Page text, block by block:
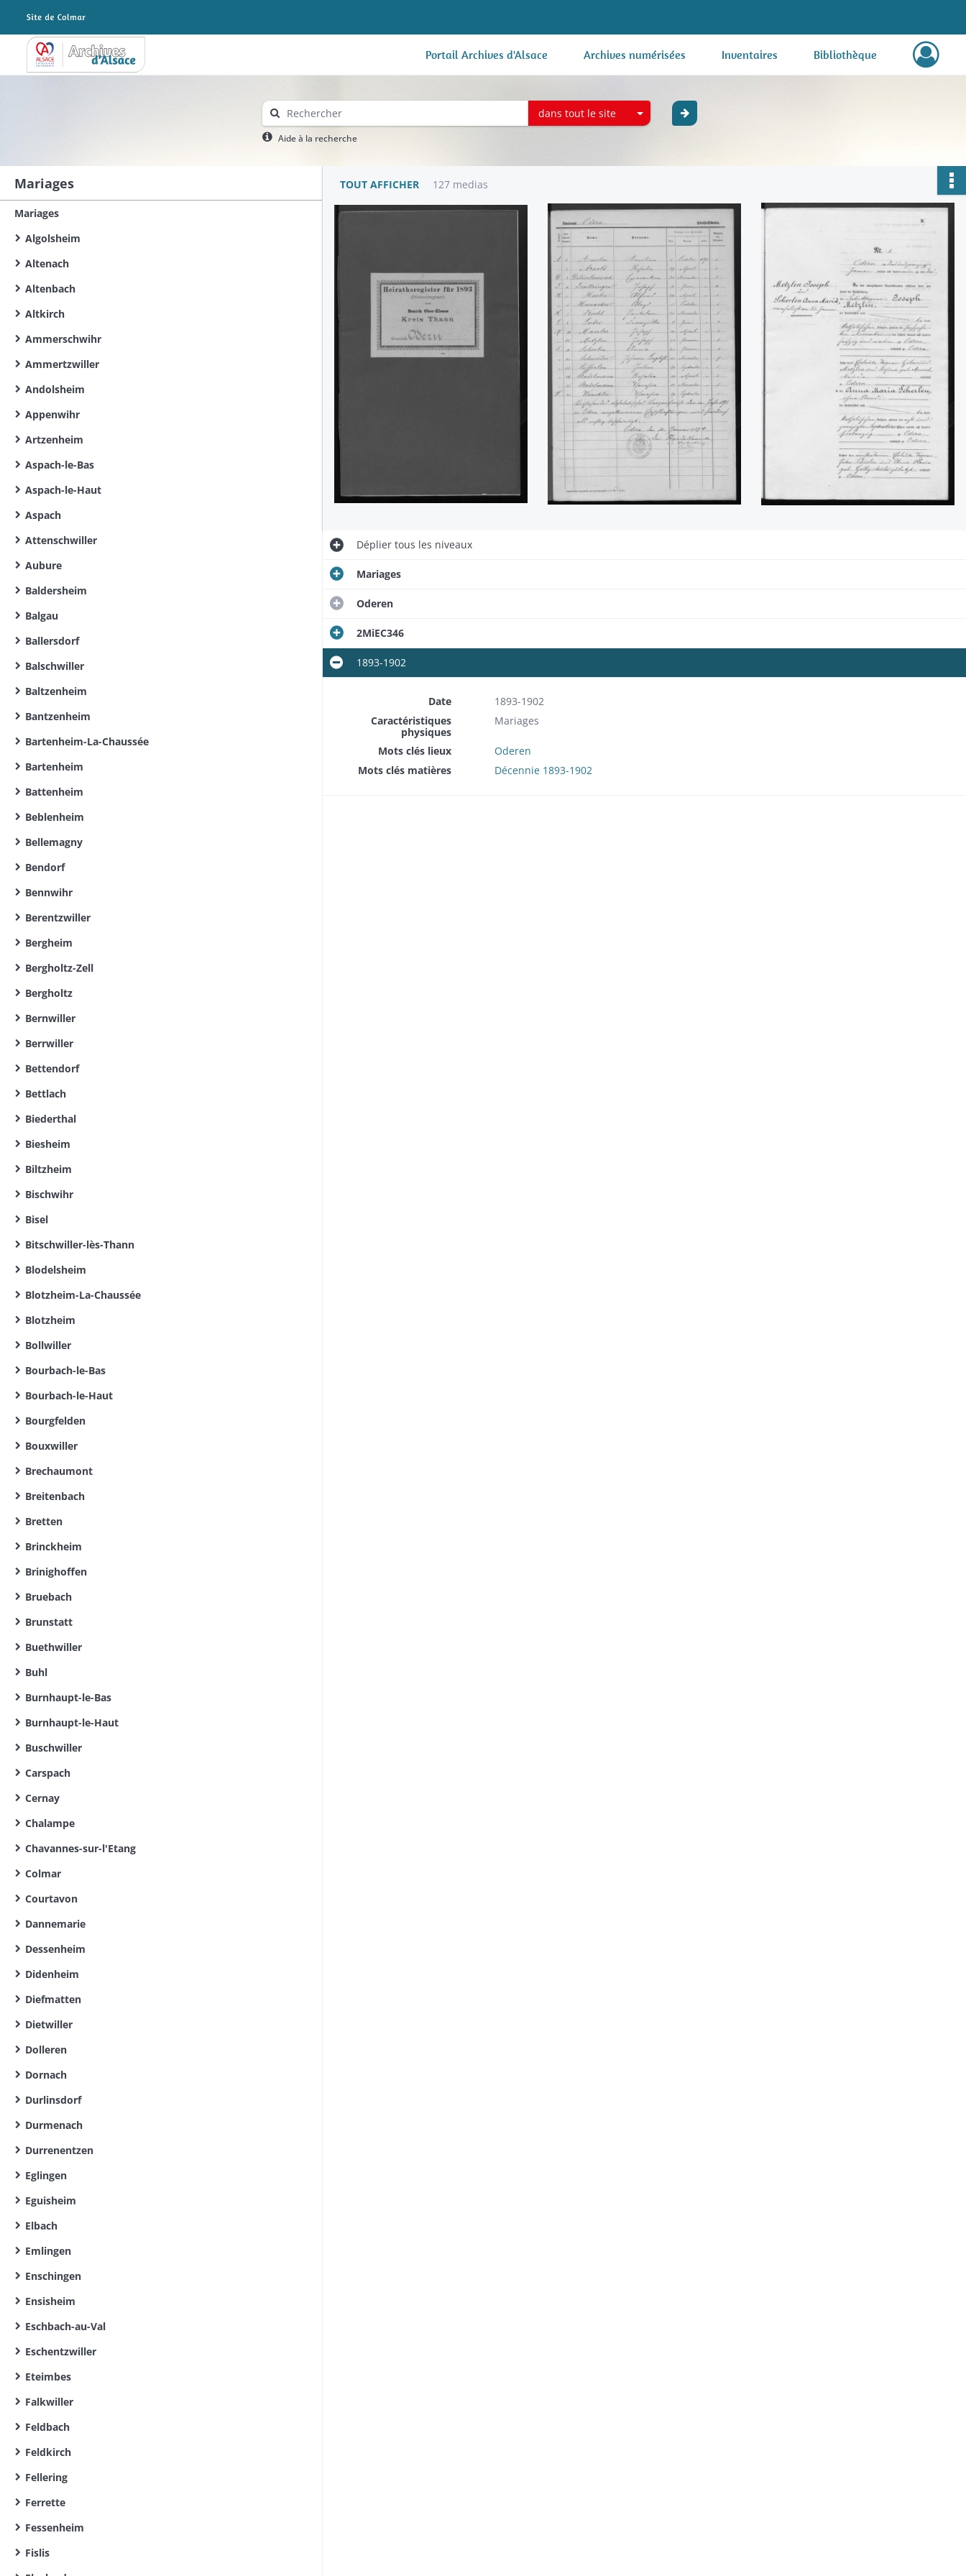
Archives Alsace - Colmar Portail Archives d'Alsace Archives numérisées Inventaires Bibliothèque
dans tout le site
Aide à la recherche
Mariages
Mariages
Algolsheim
Altenach
Altenbach
Altkirch
Ammerschwihr
Ammertzwiller
Andolsheim
Appenwihr
Artzenheim
Aspach-le-Bas
Aspach-le-Haut
Aspach
Attenschwiller
Aubure
Baldersheim
Balgau
Ballersdorf
Balschwiller
Baltzenheim
Bantzenheim
Bartenheim-La-Chaussée
Bartenheim
Battenheim
Beblenheim
Bellemagny
Bendorf
Bennwihr
Berentzwiller
Bergheim
Bergholtz-Zell
Bergholtz
Bernwiller
Berrwiller
Bettendorf
Bettlach
Biederthal
Biesheim
Biltzheim
Bischwihr
Bisel
Bitschwiller-lès-Thann
Blodelsheim
Blotzheim-La-Chaussée
Blotzheim
Bollwiller
Bourbach-le-Bas
Bourbach-le-Haut
Bourgfelden
Bouxwiller
Brechaumont
Breitenbach
Bretten
Brinckheim
Brinighoffen
Bruebach
Brunstatt
Buethwiller
Buhl
Burnhaupt-le-Bas
Burnhaupt-le-Haut
Buschwiller
Carspach
Cernay
Chalampe
Chavannes-sur-l'Etang
Colmar
Courtavon
Dannemarie
Dessenheim
Didenheim
Diefmatten
Dietwiller
Dolleren
Dornach
Durlinsdorf
Durmenach
Durrenentzen
Eglingen
Eguisheim
Elbach
Emlingen
Enschingen
Ensisheim
Eschbach-au-Val
Eschentzwiller
Eteimbes
Falkwiller
Feldbach
Feldkirch
Fellering
Ferrette
Fessenheim
Fislis
TOUT AFFICHER 127 medias
Dépliertous les niveaux
Mariages
Oderen
2MiEC346
1893-1902
Date
1893-1902
Caractéristiques
physiques
Mariages
Mots clés lieux
Oderen
Mots clés matières
Décennie 1893-1902